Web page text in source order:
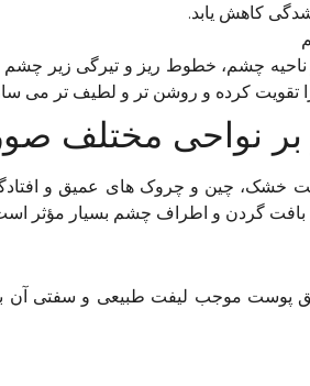
کاهش یابد.
ناحیه چشم، خطوط ریز و تیرگی زیر
کرده و روشن تر و لطیف تر می
بر نواحی مختلف
خشک، چین و چروک های عمیق و
بافت گردن و اطراف چشم بسیار مؤثر
پوست موجب لیفت طبیعی و سفتی آن